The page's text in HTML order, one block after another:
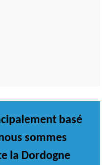
basé
sommes
la Dordogne